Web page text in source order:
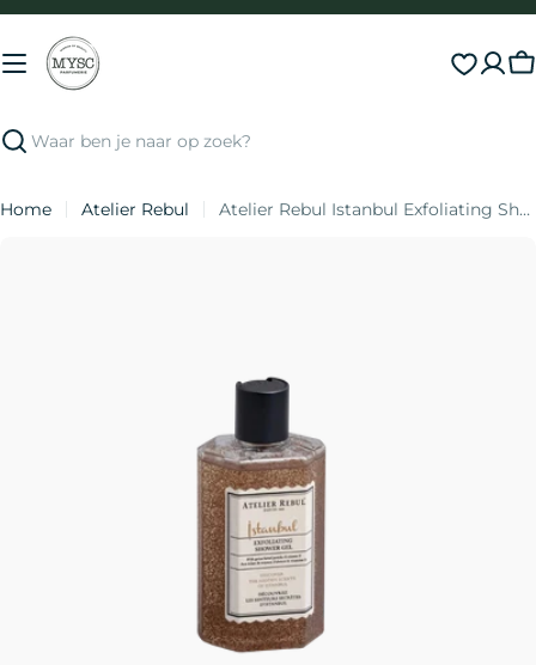
Direct
inhoud
Zoeken
Home Atelier Rebul
Atelier Rebul Istanbul Exfoliating Shower Gel